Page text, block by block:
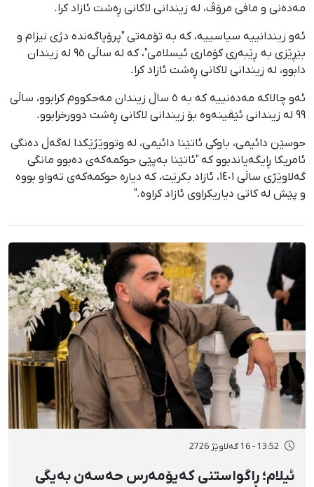
مەدەنی و مافی مرۆڤ، لە زیندانی لاکانی ڕەشت ئازاد کرا.
ئەو زیندانییه سیاسییە، کە بە تۆمەتی "پرۆپاگەندە دژی نیزام و
بێڕێزی بە ڕێبەری کۆماری ئیسلامی"، که لە ساڵی ٩٥ لە زیندان
دابوو، لە زیندانی لاکانی ڕەشت ئازاد کرا.
ئەو چالاکە مەدەنییە کە بە ٥ ساڵ زیندان مەحکووم کرابوو، ساڵی
٩٩ لە زیندانی ئێڤینەوە بۆ زیندانی لاکانی ڕەشت دوورخرابوو.
حوسێن دائیمی، باوکی ئاتێنا دائیمی، لە وتووێژێکدا لەگەڵ دەنگی
ئامریکا ڕایگەیاندبوو کە "ئاتێنا بەپێی حوکمەکەی دەبوو مانگی
گەلاوێژی ساڵی ١٤٠١، ئازاد بکرێت، کە دیارە حوکمەکەی تەواو بووە
و پێش لە کاتی دیاریکراوی ئازاد کراوە."
13:52 - 16 گەلاوێژ 2726
ئیلام؛ ڕاگواستنی کەیۆمەرس حەسەن بەیگی